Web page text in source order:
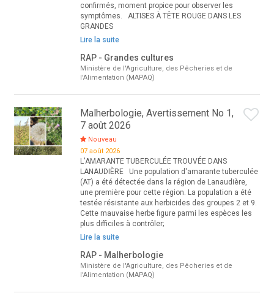
confirmés, moment propice pour observer les
symptômes. ALTISES À TÊTE ROUGE DANS LES
GRANDES
Lire la suite
RAP - Grandes cultures
Ministère de l'Agriculture, des Pêcheries et de
l'Alimentation (MAPAQ)
Malherbologie, Avertissement No 1,
7 août 2026
Nouveau
07 août 2026
L'AMARANTE TUBERCULÉE TROUVÉE DANS
LANAUDIÈRE Une population d'amarante tuberculée
(AT) a été détectée dans la région de Lanaudière,
une première pour cette région. La population a été
testée résistante aux herbicides des groupes 2 et 9.
Cette mauvaise herbe figure parmi les espèces les
plus difficiles à contrôler;
Lire la suite
RAP - Malherbologie
Ministère de l'Agriculture, des Pêcheries et de
l'Alimentation (MAPAQ)